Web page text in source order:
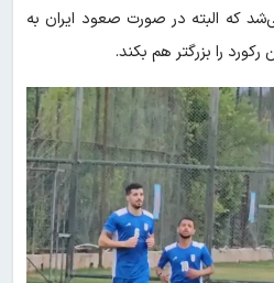
که البته در صورت صعود ایران به